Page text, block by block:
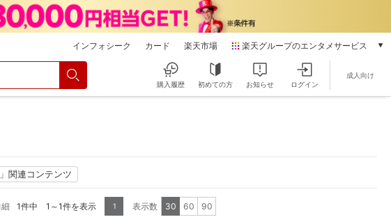
インフォシーク カード 楽天市場 楽天グループのエンタメサービス
本/ゲーム/CD/DVD
動画配信
購入履歴 初めての方 お知らせ ログイン
成人向け
関連コンテンツ
1件中 1～1件を表示 1 表示数 30 60 90